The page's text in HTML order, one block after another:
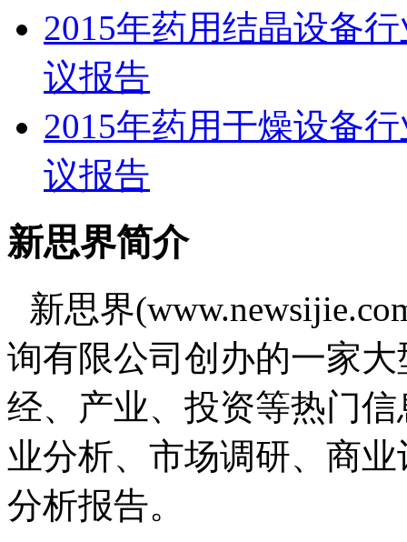
2015年药用结晶设备
议报告
2015年药用干燥设备
议报告
新思界简介
新思界
询有限公司创办的一家
经、产业、投资等热门
业分析、市场调研、商
分析报告。